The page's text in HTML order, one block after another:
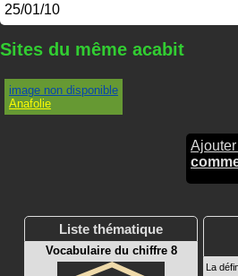
25/01/10
Sites du même acabit
image non disponible
Anafolie
Ajouter
Liste thématique
Vocabulaire du chiffre 8
La